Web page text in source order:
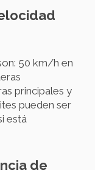
50 km/h en
principales y
pueden ser
está
de